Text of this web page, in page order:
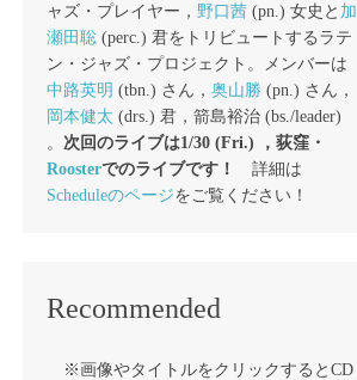
ャズ・プレイヤー， 野口茜 (pn.) 女史と 加
瀬田聡 (perc.) 君をトリビュートするラテ
ン・ジャズ・プロジェクト。メンバーは
中路英明 (tbn.) さん， 奥山勝 (pn.) さん，
岡本健太 (drs.) 君，箭島裕治 (bs./leader)
。 次回のライブは1/30 (Fri.) ，荻窪・
Roosterでのライブです！
詳細は
Scheduleのページをご覧ください！
Recommended
※画像やタイトルをクリックするとCD